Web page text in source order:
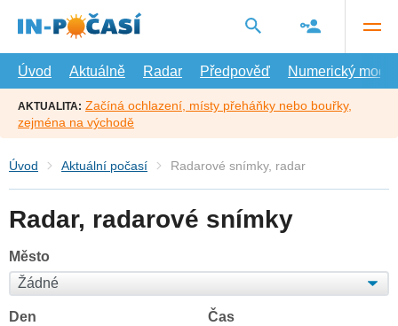
hlavní
Úvod
Aktuálně Radar Předpověď Numerický model
AKTUALITA: Začíná ochlazení, místy přeháňky nebo bouřky,
zejména na východě
Úvod Aktuální počasí Radarové snímky, radar
Radar, radarové snímky
Město
Den Čas